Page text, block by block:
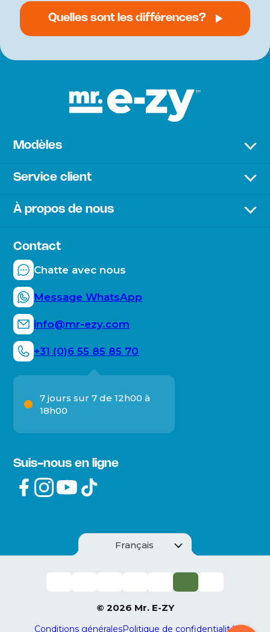
Quelles sont les différences?
Modèles
Sunbed
Service client
Retours
Comment fonctionne le Mr. E-ZY ?
À propos de nous
Durabilité
Mr. E-ZY moments
Contact
Chatte avec nous
Message WhatsApp
info@mr-ezy.com
+31 (0)6 55 85 85 70
7 jours sur 7 de 12h00 à
18h00
Suis-nous en ligne
Français
© 2026 Mr. E-ZY
Conditions généralesPolitique de confidentialité